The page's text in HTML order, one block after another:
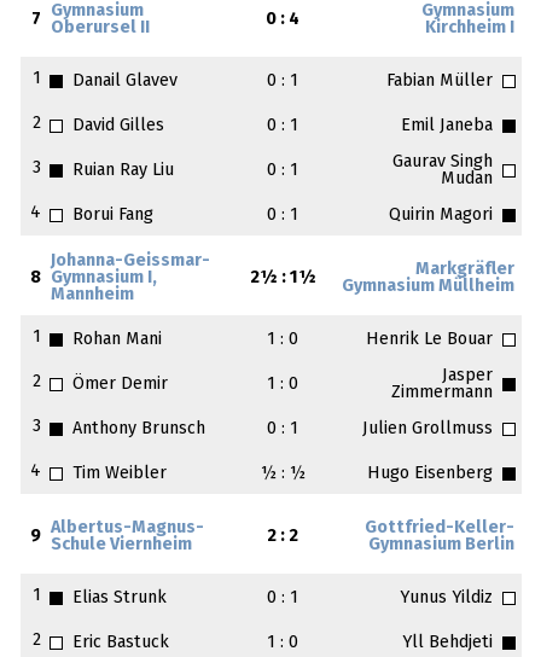
7
Gymnasium
Oberursel II
0 : 4
Gymnasium
Kirchheim I
1 Danail Glavev 0 : 1 Fabian Müller
2 David Gilles 0 : 1 Emil Janeba
3 Ruian Ray Liu 0 : 1
Gaurav Singh
Mudan
4
Borui Fang 0 : 1 Quirin Magori
8
Johanna-Geissmar-
Gymnasium I,
Mannheim
2½ : 1½
Markgräfler
Gymnasium Müllheim
1 Rohan Mani 1 : 0 Henrik Le Bouar
2 Ömer Demir 1 : 0
Jasper
Zimmermann
3
Anthony Brunsch 0 : 1 Julien Grollmuss
4 Tim Weibler ½ : ½ Hugo Eisenberg
9
Albertus-Magnus-
Schule Viernheim
2 : 2
Gottfried-Keller-
Gymnasium Berlin
1 Elias Strunk 0 : 1 Yunus Yildiz
2 Eric Bastuck 1 : 0 Yll Behdjeti